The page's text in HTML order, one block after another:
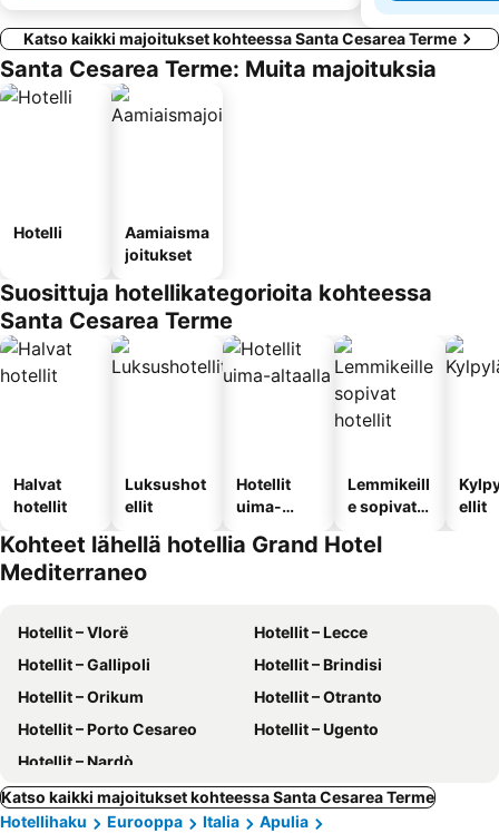
Katso kaikki majoitukset kohteessa Santa Cesarea Terme
Santa Cesarea Terme: Muita majoituksia
Hotelli
Aamiaisma
joitukset
Suosittuja hotellikategorioita kohteessa
Santa Cesarea Terme
Halvat
hotellit
Luksushot
ellit
Hotellit
uima-
Lemmikeill
e sopivat
ellit
Kohteet lähellä hotellia Grand Hotel
Mediterraneo
Hotellit – Vlorë
Hotellit – Lecce
Hotellit – Gallipoli
Hotellit – Brindisi
Hotellit – Orikum
Hotellit – Otranto
Hotellit – Porto Cesareo
Hotellit – Ugento
Hotellit – Nardò
Katso kaikki majoitukset kohteessa Santa Cesarea Terme
Hotellihaku
Eurooppa Italia
Apulia